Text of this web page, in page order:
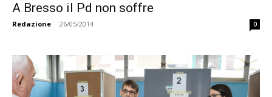
A Bresso il Pd non soffre
Redazione - 26/05/2014 0